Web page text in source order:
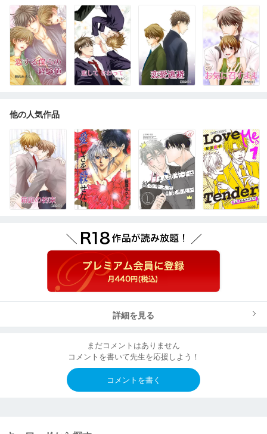
他の人気作品
詳細を見る
まだコメントはありません
コメントを書いて先生を応援しよう！
コメントを書く